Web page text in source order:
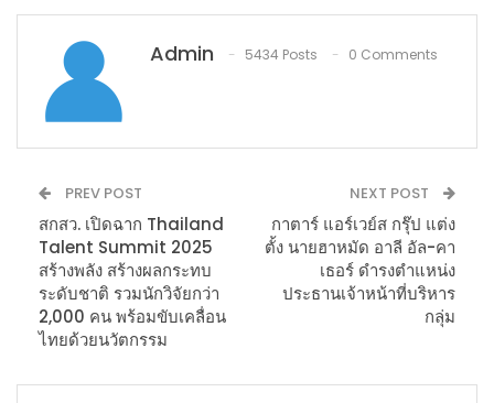
Admin 5434 Posts 0 Comments
PREV POST
สกสว. เปิดฉาก Thailand
Talent Summit 2025
สร้างพลัง สร้างผลกระทบ
ระดับชาติ รวมนักวิจัยกว่า
2,000 คน พร้อมขับเคลื่อน
ไทยด้วยนวัตกรรม
NEXT POST
กาตาร์ แอร์เวย์ส กรุ๊ป แต่ง
ตั้ง นายฮาหมัด อาลี อัล-คา
เธอร์ ดำรงตำแหน่ง
ประธานเจ้าหน้าที่บริหาร
กลุ่ม